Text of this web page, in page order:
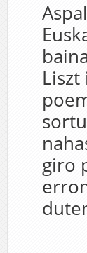
Liszt
giro